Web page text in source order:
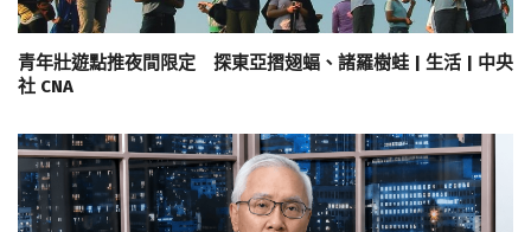
青年壯遊點推夜間限定 探東亞摺翅蝠、諸羅樹蛙 | 生活 | 中央
社 CNA